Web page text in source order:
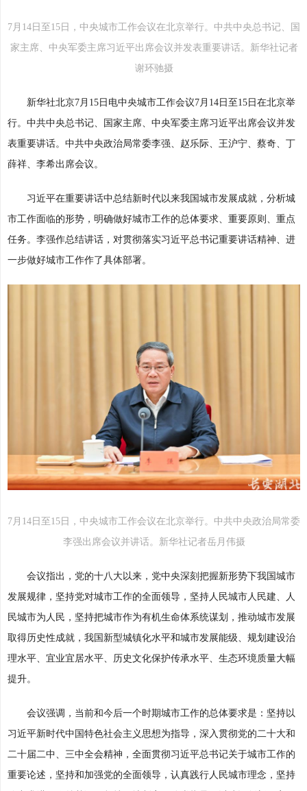
7月14日至15日，中央城市工作会议在北京举行。中共中央总书记、国
家主席、中央军委主席习近平出席会议并发表重要讲话。新华社记者
谢环驰摄
新华社北京7月15日电中央城市工作会议7月14日至15日在北京举
行。中共中央总书记、国家主席、中央军委主席习近平出席会议并发
表重要讲话。中共中央政治局常委李强、赵乐际、王沪宁、蔡奇、丁
薛祥、李希出席会议。
习近平在重要讲话中总结新时代以来我国城市发展成就，分析城
市工作面临的形势，明确做好城市工作的总体要求、重要原则、重点
任务。李强作总结讲话，对贯彻落实习近平总书记重要讲话精神、进
一步做好城市工作作了具体部署。
7月14日至15日，中央城市工作会议在北京举行。中共中央政治局常委
李强出席会议并讲话。新华社记者岳月伟摄
会议指出，党的十八大以来，党中央深刻把握新形势下我国城市
发展规律，坚持党对城市工作的全面领导，坚持人民城市人民建、人
民城市为人民，坚持把城市作为有机生命体系统谋划，推动城市发展
取得历史性成就，我国新型城镇化水平和城市发展能级、规划建设治
理水平、宜业宜居水平、历史文化保护传承水平、生态环境质量大幅
提升。
会议强调，当前和今后一个时期城市工作的总体要求是：坚持以
习近平新时代中国特色社会主义思想为指导，深入贯彻党的二十大和
二十届二中、三中全会精神，全面贯彻习近平总书记关于城市工作的
重要论述，坚持和加强党的全面领导，认真践行人民城市理念，坚持